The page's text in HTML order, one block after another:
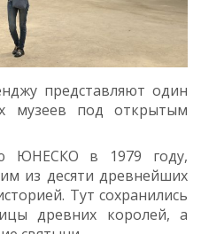
представляют один
музеев под открытым
ЮНЕСКО в 1979 году,
из десяти древнейших
Тут сохранились
древних королей, а